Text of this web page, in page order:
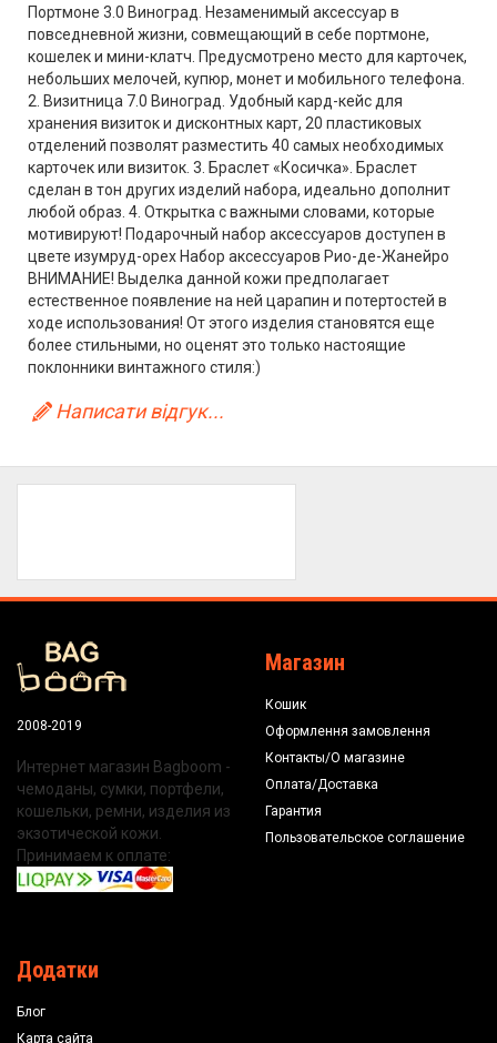
Портмоне 3.0 Виноград. Незаменимый аксессуар в
повседневной жизни, совмещающий в себе портмоне,
кошелек и мини-клатч. Предусмотрено место для карточек,
небольших мелочей, купюр, монет и мобильного телефона.
2. Визитница 7.0 Виноград. Удобный кард-кейс для
хранения визиток и дисконтных карт, 20 пластиковых
отделений позволят разместить 40 самых необходимых
карточек или визиток. 3. Браслет «Косичка». Браслет
сделан в тон других изделий набора, идеально дополнит
любой образ. 4. Открытка с важными словами, которые
мотивируют! Подарочный набор аксессуаров доступен в
цвете изумруд-орех Набор аксессуаров Рио-де-Жанейро
ВНИМАНИЕ! Выделка данной кожи предполагает
естественное появление на ней царапин и потертостей в
ходе использования! От этого изделия становятся еще
более стильными, но оценят это только настоящие
поклонники винтажного стиля:)
Написати відгук...
2008-2019
Интернет магазин Bagboom -
чемоданы, сумки, портфели,
кошельки, ремни, изделия из
экзотической кожи.
Принимаем к оплате:
Магазин
Кошик
Оформлення замовлення
Контакты/О магазине
Оплата/Доставка
Гарантия
Пользовательское соглашение
Додатки
Блог
Карта сайта